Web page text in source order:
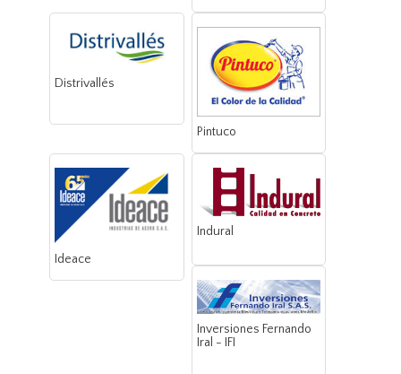
Distrivallés
Pintuco
Ideace
Indural
Inversiones Fernando
Iral - IFI